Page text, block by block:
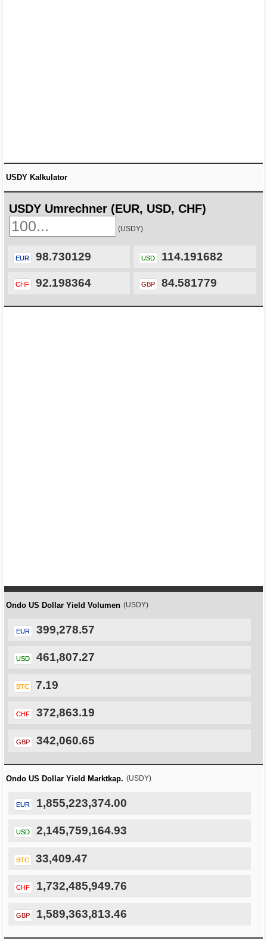
USDY Kalkulator
USDY Umrechner (EUR, USD, CHF)
(USDY)
EUR 98.730129 USD 114.191682
CHF 92.198364 GBP 84.581779
Ondo US Dollar Yield Volumen (USDY)
EUR 399,278.57
USD 461,807.27
BTC 7.19
CHF 372,863.19
GBP 342,060.65
Ondo US Dollar Yield Marktkap. (USDY)
EUR 1,855,223,374.00
USD 2,145,759,164.93
BTC 33,409.47
CHF 1,732,485,949.76
GBP 1,589,363,813.46